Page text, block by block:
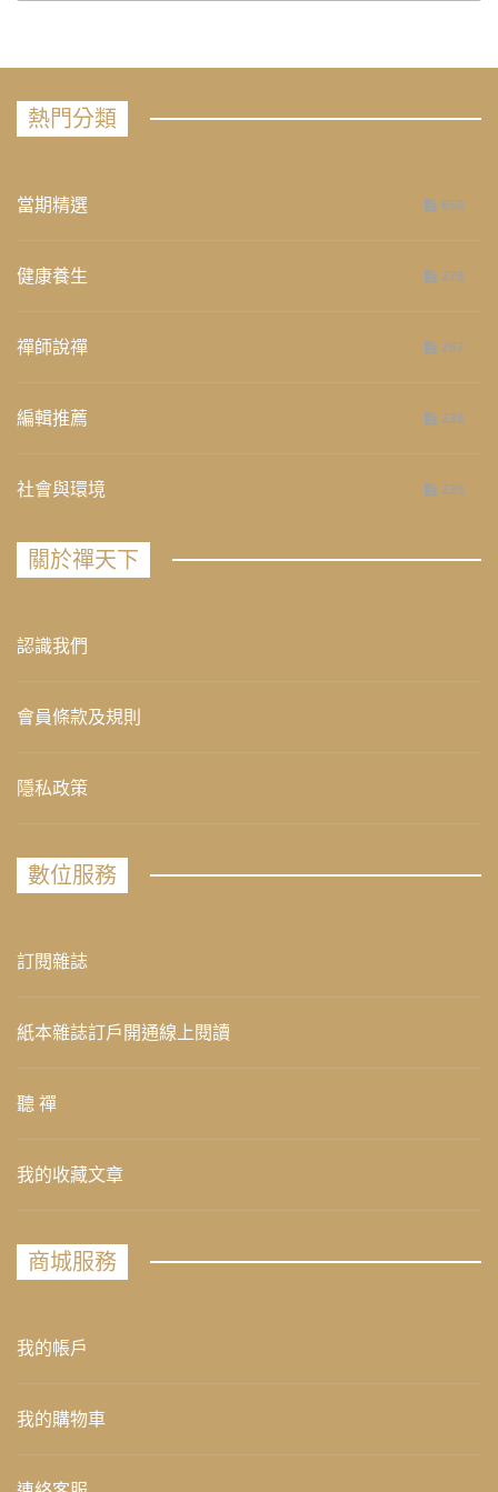
熱門分類
當期精選 658
健康養生 276
禪師說禪 267
編輯推薦 236
社會與環境 235
關於禪天下
認識我們
會員條款及規則
隱私政策
數位服務
訂閱雜誌
紙本雜誌訂戶開通線上閱讀
聽 禪
我的收藏文章
商城服務
我的帳戶
我的購物車